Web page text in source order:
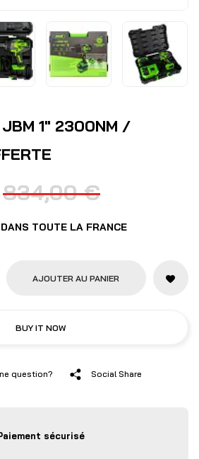
JBM 1" 2300NM /
834,00€
TOUTE LA FRANCE
AJOUTER AU PANIER
BUY IT NOW
question? Social Share
sécurisé